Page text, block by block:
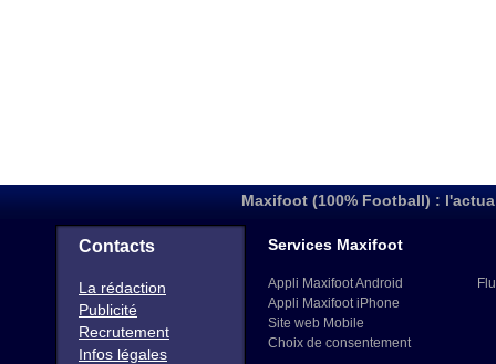
Maxifoot (100% Football) :
Contacts
La rédaction
Publicité
Recrutement
Infos légales
Services Maxifoot
Appli Maxifoot Android
Appli Maxifoot iPhone
Site web Mobile
Choix de consentement